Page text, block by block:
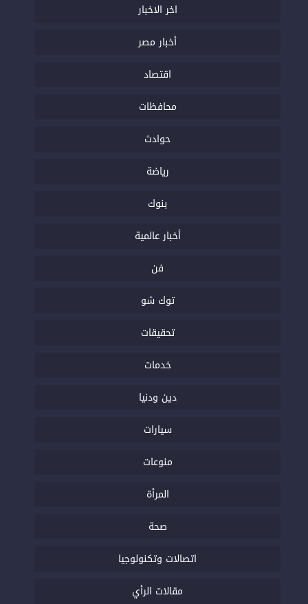
اخر الاخبار
أخبار مصر
اقتصاد
محافظات
حوادث
رياضة
بنوك
أخبار عالمية
فن
توك شو
تحقيقات
خدمات
دين ودنيا
سيارات
منوعات
المرأة
صحة
اتصالات وتكنولوجيا
مقالات الرأي